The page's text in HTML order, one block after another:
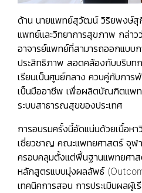
ด้าน นายแพทย์สุวัฒน์ วิริยพงษ์สุ
แพทย์และวิทยาการสุขภาพ กล่าว
อาจารย์แพทย์ที่สามารถออกแบบก
ประสิทธิภาพ สอดคล้องกับบริบท
เรียนเป็นศูนย์กลาง ควบคู่กับการ
เป็นมืออาชีพ เพื่อผลิตบัณฑิตแพ
ระบบสาธารณสุขของประเทศ
การอบรมครั้งนี้อัดแน่นด้วยเนื้อห
เชี่ยวชาญ คณะแพทยศาสตร์ จุฬ
ครอบคลุมตั้งแต่พื้นฐานแพทยศา
หลักสูตรแบบมุ่งผลลัพธ์
เทคนิคการสอน การประเมินผลผู้